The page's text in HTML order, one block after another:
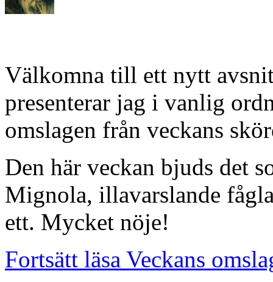
Välkomna till ett nytt
presenterar jag i vanlig
omslagen från veckans
Den här veckan bjuds det
Mignola, illavarslande
ett. Mycket nöje!
Fortsätt läsa Veckans